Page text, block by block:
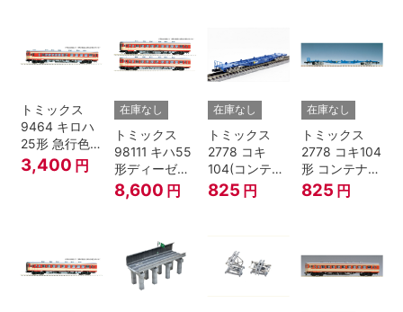
ジ
トミックス
9464 キロハ
25形 急行色･
一段窓 Nゲー
ジ
3,400 円
在庫なし
トミックス
98111 キハ55
形ディーゼル
カー 急行色･
一段窓 2両セ
8,600 円
在庫なし
トミックス
2778 コキ
104(コンテナ
無し) Nゲージ
825 円
在庫なし
トミックス
2778 コキ104
形 コンテナな
し
825 円